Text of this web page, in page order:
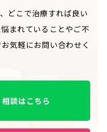
どこで治療すれば良い
まれていることやご不
気軽にお問い合わせく
談はこちら